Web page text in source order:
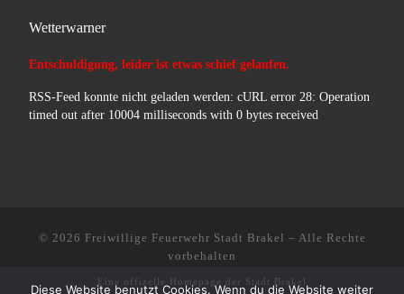
Wetterwarner
Entschuldigung, leider ist etwas schief gelaufen.
RSS-Feed konnte nicht geladen werden: cURL error 28: Operation
timed out after 10004 milliseconds with 0 bytes received
© 2026 Freiwillige Feuerwehr Stadt Brakel – Alle Rechte
vorbehalten
Eine offizelle Homepage der Stadt Brakel
Diese Website benutzt Cookies. Wenn du die Website weiter